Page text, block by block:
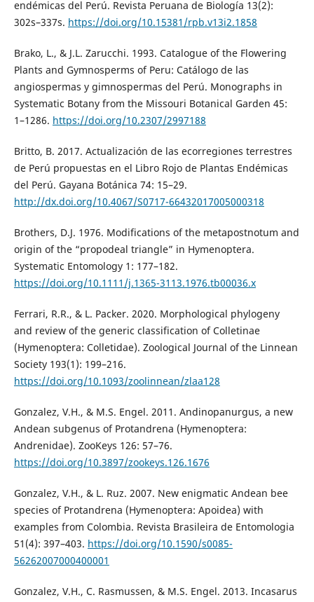
endémicas del Perú. Revista Peruana de Biología 13(2):
302s–337s. https://doi.org/10.15381/rpb.v13i2.1858
Brako, L., & J.L. Zarucchi. 1993. Catalogue of the Flowering
Plants and Gymnosperms of Peru: Catálogo de las
angiospermas y gimnospermas del Perú. Monographs in
Systematic Botany from the Missouri Botanical Garden 45:
1–1286. https://doi.org/10.2307/2997188
Britto, B. 2017. Actualización de las ecorregiones terrestres
de Perú propuestas en el Libro Rojo de Plantas Endémicas
del Perú. Gayana Botánica 74: 15–29.
http://dx.doi.org/10.4067/S0717-66432017005000318
Brothers, D.J. 1976. Modifications of the metapostnotum and
origin of the “propodeal triangle” in Hymenoptera.
Systematic Entomology 1: 177–182.
https://doi.org/10.1111/j.1365-3113.1976.tb00036.x
Ferrari, R.R., & L. Packer. 2020. Morphological phylogeny
and review of the generic classification of Colletinae
(Hymenoptera: Colletidae). Zoological Journal of the Linnean
Society 193(1): 199–216.
https://doi.org/10.1093/zoolinnean/zlaa128
Gonzalez, V.H., & M.S. Engel. 2011. Andinopanurgus, a new
Andean subgenus of Protandrena (Hymenoptera:
Andrenidae). ZooKeys 126: 57–76.
https://doi.org/10.3897/zookeys.126.1676
Gonzalez, V.H., & L. Ruz. 2007. New enigmatic Andean bee
species of Protandrena (Hymenoptera: Apoidea) with
examples from Colombia. Revista Brasileira de Entomologia
51(4): 397–403. https://doi.org/10.1590/s0085-
56262007000400001
Gonzalez, V.H., C. Rasmussen, & M.S. Engel. 2013. Incasarus